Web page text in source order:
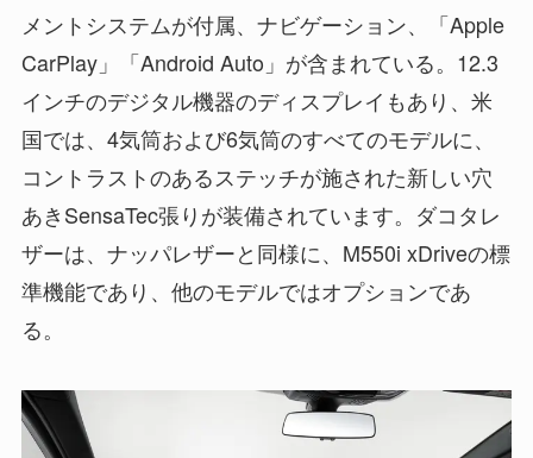
メントシステムが付属、ナビゲーション、「Apple
CarPlay」「Android Auto」が含まれている。12.3
インチのデジタル機器のディスプレイもあり、米
国では、4気筒および6気筒のすべてのモデルに、
コントラストのあるステッチが施された新しい穴
あきSensaTec張りが装備されています。ダコタレ
ザーは、ナッパレザーと同様に、M550i xDriveの標
準機能であり、他のモデルではオプションであ
る。